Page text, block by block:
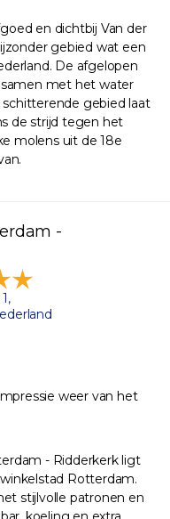
en dichtbij Van der
gebied wat een
De afgelopen
met het water
gebied laat
de strijd tegen het
molens uit de 18e
-
weer van het
- Ridderkerk ligt
Rotterdam.
stijlvolle patronen en